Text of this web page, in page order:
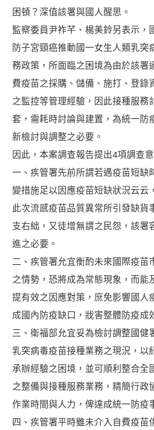
困頓？深值該署與國人醒思。
監察委員尹祚芊、楊美鈴另表示，
防子宮頸癌推動國一女生人類乳突
務政策，所面臨之困境為由於該署
費疫苗之採購、儲備、施打、登錄
之監控等管理經驗，因此接種服務
套，需耗時討論與建置，為統一防
新檢討與調整之必要。
因此，本案調查報告提出4項調查意
一、疾管署先前所謂若遇疫苗短缺
變措施足以因應疫苗短缺狀況云云
此次流感疫苗品質異常所引發缺貨
支右絀，又徒增無謂之民怨，該署
進之必要。
二、疾管署允宜衡酌未來國際疫苗
之情勢，恐將成為常態現象，而能
提有效之因應對策，庶免影響國人
成國內防疫缺口，戕害整體防疫成
三、衛福部允宜妥為檢討調整國健
乳突病毒疫苗接種業務之現況，以
承辦經驗之困境，並可順利整合全
之整備與接種服務業務，精簡行政
作業時間與人力，俾達成統一防疫
四、疾管署平時雖未介入自費疫苗